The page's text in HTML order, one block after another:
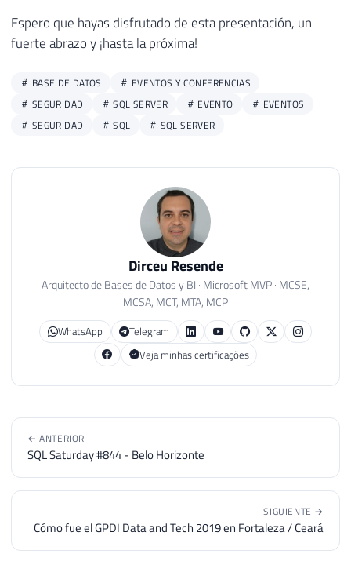
Espero que hayas disfrutado de esta presentación, un
fuerte abrazo y ¡hasta la próxima!
BASE DE DATOS
EVENTOS Y CONFERENCIAS
SEGURIDAD
SQL SERVER EVENTO
EVENTOS
SEGURIDAD
SQL SQL SERVER
Dirceu Resende
Arquitecto de Bases de Datos y BI · Microsoft MVP · MCSE,
MCSA, MCT, MTA, MCP
WhatsApp
Telegram
Veja minhas certificações
← ANTERIOR
SQL Saturday #844 - Belo Horizonte
SIGUIENTE →
Cómo fue el GPDI Data and Tech 2019 en Fortaleza / Ceará